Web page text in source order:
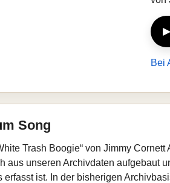
Bei
Song
Trash Boogie“ von Jimmy
aus unseren Archivdaten aufgebaut
erfasst ist. In der bisherigen